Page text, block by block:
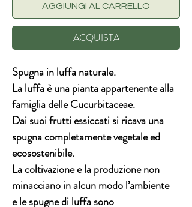
AGGIUNGI AL CARRELLO
ACQUISTA
Spugna in luffa naturale.
La luffa è una pianta appartenente alla
famiglia delle Cucurbitaceae.
Dai suoi frutti essiccati si ricava una
spugna completamente vegetale ed
ecosostenibile.
La coltivazione e la produzione non
minacciano in alcun modo l’ambiente
e le spugne di luffa sono